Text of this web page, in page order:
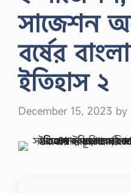
সাজেশন
বর্ষের
ইতিহাস ২
December 15, 2023 by